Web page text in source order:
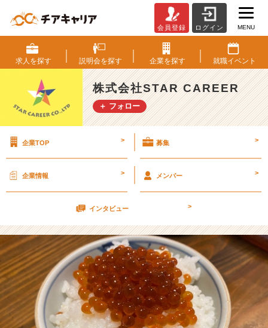
用
担
当
柴
田
の
o
季
節
変
わ
り…
【株
式
会
社
S
会員登録 ログイン MENU
求人を探す 説明会を探す 企業を探す 就職イベント
株式会社STAR CAREER
＋ フォロー
企業TOP > 募集 >
企業情報 > メンバー >
インタビュー >